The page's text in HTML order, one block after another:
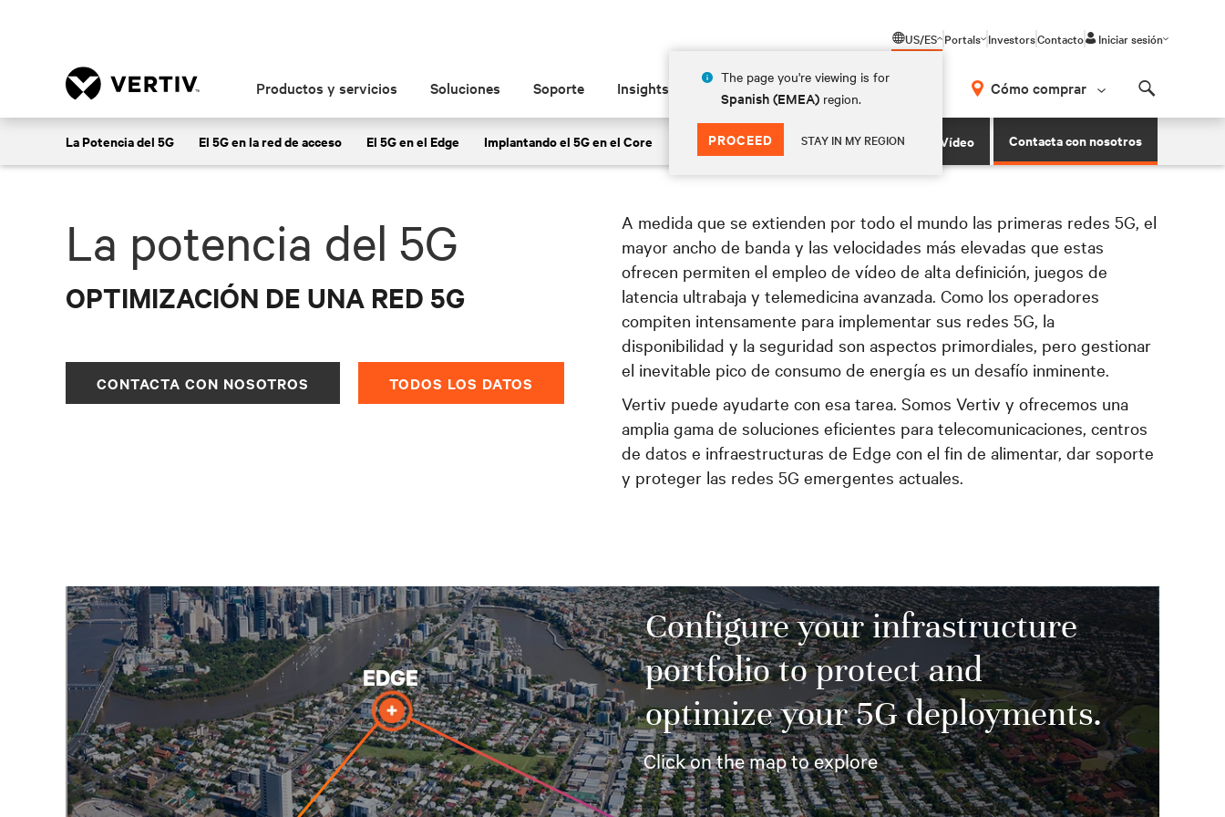
US/ES
The page you're viewing is for
Spanish (EMEA) region.
PROCEED STAY IN MY REGION
Portals InvestorsContacto Iniciar sesión
Productos y servicios Soluciones Soporte Insights Acerca de las Cómo comprar
La potencia del 5G
Consigue más información sobre las soluciones para telecomunicaciones, centros de datos e infraestructuras Edge de Vertiv
para respaldar la infraestructura de red 5G y ayudar a las empresas a adoptarla.
La Potencia del 5G El 5G en la red de acceso El 5G en el Edge Implantando el 5G en el Core Ver El Vídeo Contacta con nosotros
La potencia del 5G
OPTIMIZACIÓN DE UNA RED 5G
CONTACTA CON NOSOTROS TODOS LOS DATOS
A medida que se extienden por todo el mundo las primeras redes 5G, el
mayor ancho de banda y las velocidades más elevadas que estas
ofrecen permiten el empleo de vídeo de alta definición, juegos de
latencia ultrabaja y telemedicina avanzada. Como los operadores
compiten intensamente para implementar sus redes 5G, la
disponibilidad y la seguridad son aspectos primordiales, pero gestionar
el inevitable pico de consumo de energía es un desafío inminente.
Vertiv puede ayudarte con esa tarea. Somos Vertiv y ofrecemos una
amplia gama de soluciones eficientes para telecomunicaciones, centros
de datos e infraestructuras de Edge con el fin de alimentar, dar soporte
y proteger las redes 5G emergentes actuales.